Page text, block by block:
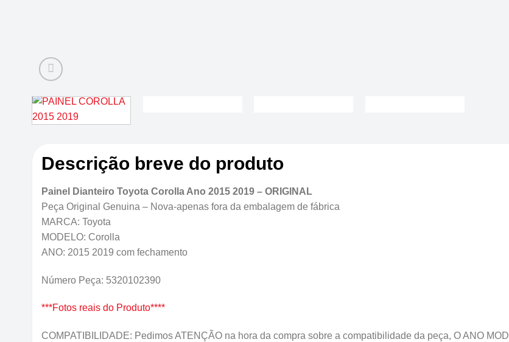
Descrição breve do produto
Painel Dianteiro Toyota Corolla Ano 2015 2019 – ORIGINAL
Peça Original Genuina – Nova-apenas fora da embalagem de fábrica
MARCA: Toyota
MODELO: Corolla
ANO: 2015 2019 com fechamento
Número Peça: 5320102390
***Fotos reais do Produto****
COMPATIBILIDADE: Pedimos ATENÇÃO na hora da compra sobre a compatibilidade da peça, O ANO